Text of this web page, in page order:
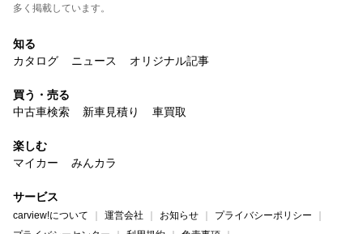
多く掲載しています。
知る
カタログ
ニュース オリジナル記事
買う・売る
中古車検索
新車見積り 車買取
楽しむ
マイカー
みんカラ
サービス
carview!について 運営会社 お知らせ
プライバシーポリシー